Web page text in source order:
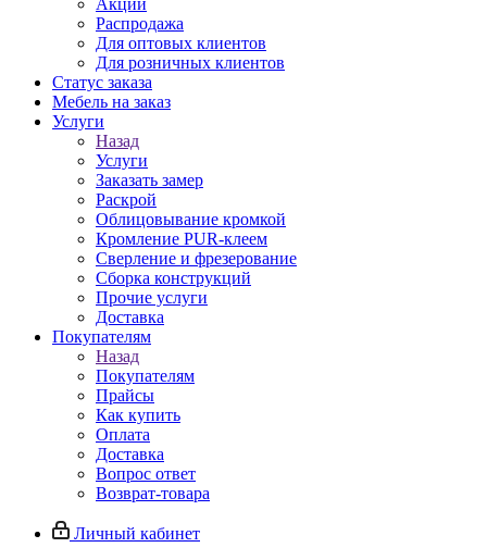
Акции
Распродажа
Для оптовых клиентов
Для розничных клиентов
Статус заказа
Мебель на заказ
Услуги
Назад
Услуги
Заказать замер
Раскрой
Облицовывание кромкой
Кромление PUR-клеем
Сверление и фрезерование
Сборка конструкций
Прочие услуги
Доставка
Покупателям
Назад
Покупателям
Прайсы
Как купить
Оплата
Доставка
Вопрос ответ
Возврат-товара
Личный кабинет